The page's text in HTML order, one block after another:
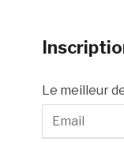
Le meilleur